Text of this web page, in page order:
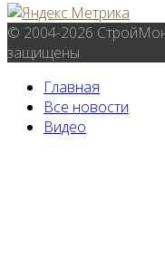
© 2004-2026
защищены.
Главная
Все новости
Видео